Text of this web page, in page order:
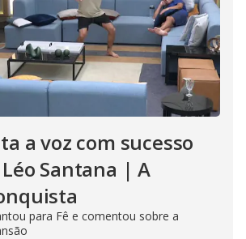
a voz com sucesso
Santana | A
para Fê e comentou sobre a